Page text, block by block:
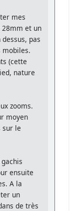
mes
et un
pas
mobiles.
(cette
nature
zooms.
moyen
sur le
ensuite
A la
un
de très